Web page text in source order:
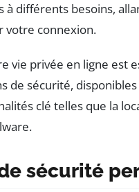
différents besoins,
votre connexion.
vie privée en ligne est
de sécurité,
clé telles que la
sécurité